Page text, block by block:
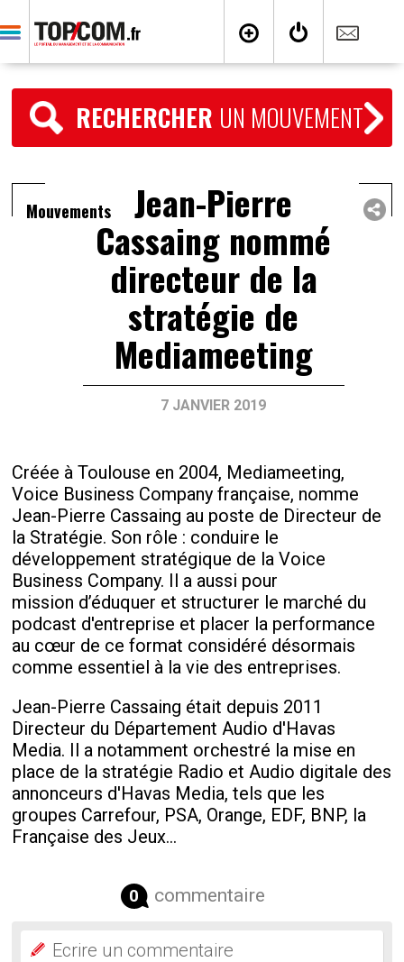
RECHERCHER UN MOUVEMENT
Mouvements Jean-Pierre
Cassaing nommé
directeur de la
stratégie de
Mediameeting
7 JANVIER 2019
Créée à Toulouse en 2004, Mediameeting,
Voice Business Company française, nomme
Jean-Pierre Cassaing au poste de Directeur de
la Stratégie. Son rôle : conduire le
développement stratégique de la Voice
Business Company. Il a aussi pour
mission d’éduquer et structurer le marché du
podcast d'entreprise et placer la performance
au cœur de ce format considéré désormais
comme essentiel à la vie des entreprises.
Jean-Pierre Cassaing était depuis 2011
Directeur du Département Audio d'Havas
Media. Il a notamment orchestré la mise en
place de la stratégie Radio et Audio digitale des
annonceurs d'Havas Media, tels que les
groupes Carrefour, PSA, Orange, EDF, BNP, la
Française des Jeux...
0 commentaire
Ecrire un commentaire